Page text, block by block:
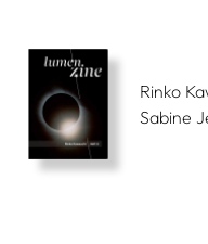
Rinko
Sabine